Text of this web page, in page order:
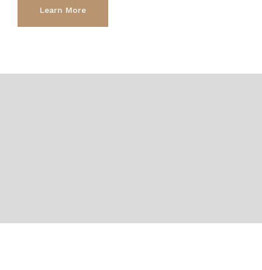
Learn More